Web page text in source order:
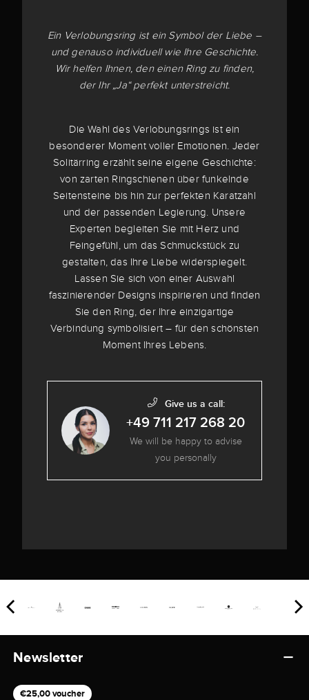
Ein Verlobungsring ist ein Symbol der Liebe –
und genauso individuell wie Ihre Geschichte.
Wir helfen Ihnen, den einen Ring zu finden,
der Ihr „Ja“ perfekt unterstreicht.
Die Wahl des Verlobungsrings ist ein
besonderer Moment voller Emotionen. Jeder
Solitärring erzählt seine eigene Geschichte:
von zarten Ringschienen über funkelnde
Seitensteine bis hin zur perfekten Karatzahl
und der passenden Legierung. Unsere
Experten begleiten Sie mit Herz und
Feingefühl, um das Schmuckstück zu
gestalten, das Ihre Liebe widerspiegelt.
Lassen Sie sich von einer Auswahl
faszinierender Designs inspirieren und finden
Sie den Ring, der Ihre einzigartige
Verbindung symbolisiert – für den schönsten
Moment Ihres Lebens.
Give us a call:
+49 711 217 268 20
We will be happy to advise
you personally
Newsletter
€25,00 voucher